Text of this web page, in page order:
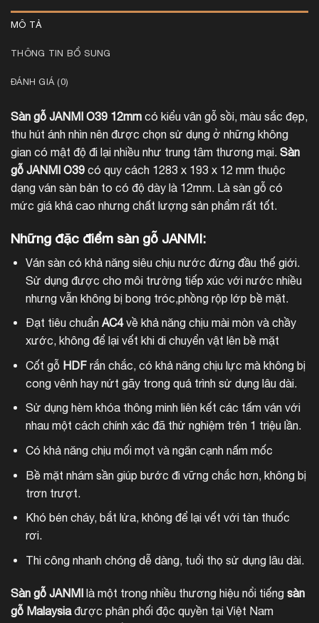
MÔ TẢ
THÔNG TIN BỔ SUNG
ĐÁNH GIÁ (0)
Sàn gỗ JANMI O39 12mm có kiểu vân gỗ sồi, màu sắc đẹp,
thu hút ánh nhìn nên được chọn sử dụng ở những không
gian có mật độ đi lại nhiều như trung tâm thương mại. Sàn
gỗ JANMI O39 có quy cách 1283 x 193 x 12 mm thuộc
dạng ván sàn bản to có độ dày là 12mm. Là sàn gỗ có
mức giá khá cao nhưng chất lượng sản phẩm rất tốt.
Những đặc điểm sàn gỗ JANMI:
Ván sàn có khả năng siêu chịu nước đứng đầu thế giới.
Sử dụng được cho môi trường tiếp xúc với nước nhiều
nhưng vẫn không bị bong tróc,phồng rộp lớp bề mặt.
Đạt tiêu chuẩn AC4về khả năng chịu mài mòn và chầy
xước, không để lại vết khi di chuyển vật lên bề mặt
Cốt gỗ HDFrắn chắc, có khả năng chịu lực mà không bị
cong vênh hay nứt gãy trong quá trình sử dụng lâu dài.
Sử dụng hèm khóa thông minh liên kết các tấm ván với
nhau một cách chính xác đã thử nghiệm trên 1 triệu lần.
Có khả năng chịu mối mọt và ngăn cạnh nấm mốc
Bề mặt nhám sần giúp bước đi vững chắc hơn, không bị
trơn trượt.
Khó bén cháy, bắt lửa, không để lại vết với tàn thuốc
rơi.
Thi công nhanh chóng dễ dàng, tuổi thọ sử dụng lâu dài.
Sàn gỗ JANMI là một trong nhiều thương hiệu nổi tiếng sàn
gỗ Malaysiađược phân phối độc quyền tại Việt Nam